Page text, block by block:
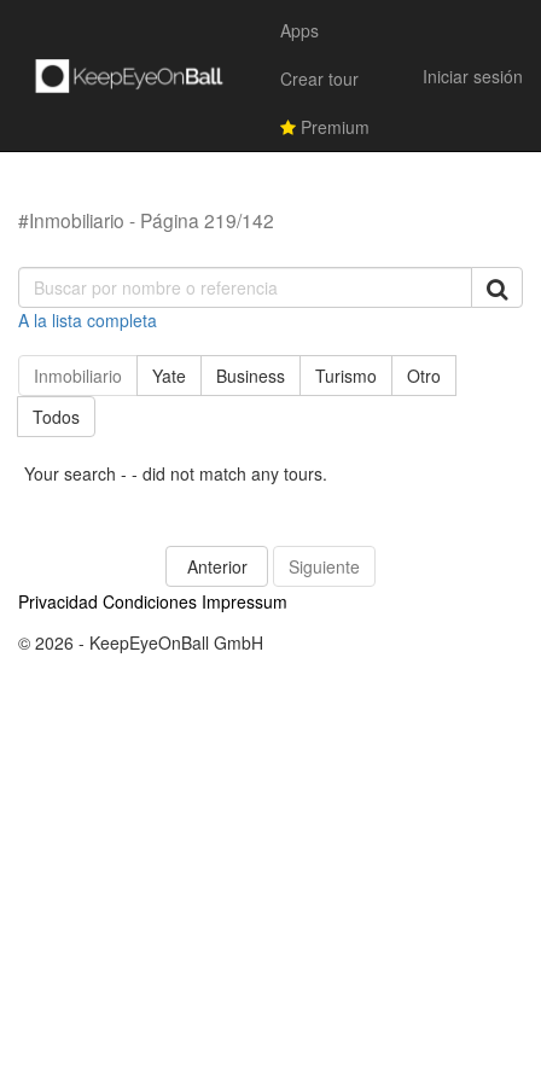
Apps
Crear tour
Premium
Iniciar sesión
#Inmobiliario - Página 219/142
A la lista completa
Inmobiliario Yate Business Turismo
Otro
Todos
Your search - - did not match any tours.
Anterior
Siguiente
Privacidad Condiciones Impressum
© 2026 - KeepEyeOnBall GmbH